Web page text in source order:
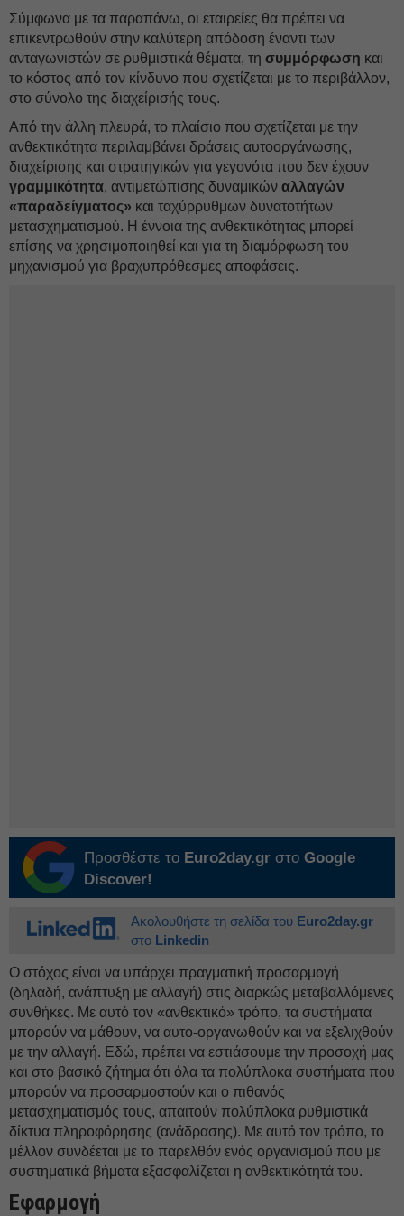
Σύμφωνα με τα παραπάνω, οι εταιρείες θα πρέπει να
επικεντρωθούν στην καλύτερη απόδοση έναντι των
ανταγωνιστών σε ρυθμιστικά θέματα, τη συμμόρφωση και
το κόστος από τον κίνδυνο που σχετίζεται με το περιβάλλον,
στο σύνολο της διαχείρισής τους.
Από την άλλη πλευρά, το πλαίσιο που σχετίζεται με την
ανθεκτικότητα περιλαμβάνει δράσεις αυτοοργάνωσης,
διαχείρισης και στρατηγικών για γεγονότα που δεν έχουν
γραμμικότητα, αντιμετώπισης δυναμικών αλλαγών
«παραδείγματος» και ταχύρρυθμων δυνατοτήτων
μετασχηματισμού. Η έννοια της ανθεκτικότητας μπορεί
επίσης να χρησιμοποιηθεί και για τη διαμόρφωση του
μηχανισμού για βραχυπρόθεσμες αποφάσεις.
Προσθέστε το Euro2day.gr στο Google
Discover!
Ακολουθήστε τη σελίδα του Euro2day.gr
στο Linkedin
Ο στόχος είναι να υπάρχει πραγματική προσαρμογή
(δηλαδή, ανάπτυξη με αλλαγή) στις διαρκώς μεταβαλλόμενες
συνθήκες. Με αυτό τον «ανθεκτικό» τρόπο, τα συστήματα
μπορούν να μάθουν, να αυτο-οργανωθούν και να εξελιχθούν
με την αλλαγή. Εδώ, πρέπει να εστιάσουμε την προσοχή μας
και στο βασικό ζήτημα ότι όλα τα πολύπλοκα συστήματα που
μπορούν να προσαρμοστούν και ο πιθανός
μετασχηματισμός τους, απαιτούν πολύπλοκα ρυθμιστικά
δίκτυα πληροφόρησης (ανάδρασης). Με αυτό τον τρόπο, το
μέλλον συνδέεται με το παρελθόν ενός οργανισμού που με
συστηματικά βήματα εξασφαλίζεται η ανθεκτικότητά του.
Εφαρμογή